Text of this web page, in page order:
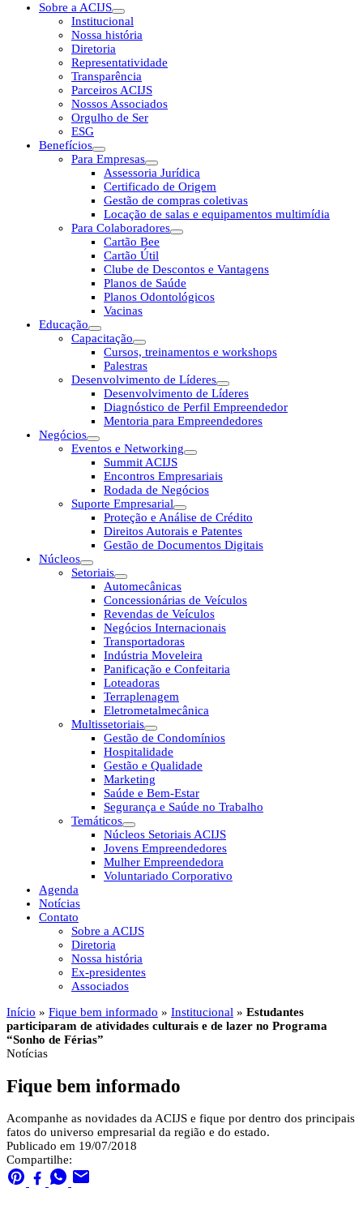
Sobre a ACIJS
Institucional
Nossa história
Diretoria
Representatividade
Transparência
Parceiros ACIJS
Nossos Associados
Orgulho de Ser
ESG
Benefícios
Para Empresas
Assessoria Jurídica
Certificado de Origem
Gestão de compras coletivas
Locação de salas e equipamentos multimídia
Para Colaboradores
Cartão Bee
Cartão Útil
Clube de Descontos e Vantagens
Planos de Saúde
Planos Odontológicos
Vacinas
Educação
Capacitação
Cursos, treinamentos e workshops
Palestras
Desenvolvimento de Líderes
Desenvolvimento de Líderes
Diagnóstico de Perfil Empreendedor
Mentoria para Empreendedores
Negócios
Eventos e Networking
Summit ACIJS
Encontros Empresariais
Rodada de Negócios
Suporte Empresarial
Proteção e Análise de Crédito
Direitos Autorais e Patentes
Gestão de Documentos Digitais
Núcleos
Setoriais
Automecânicas
Concessionárias de Veículos
Revendas de Veículos
Negócios Internacionais
Transportadoras
Indústria Moveleira
Panificação e Confeitaria
Loteadoras
Terraplenagem
Eletrometalmecânica
Multissetoriais
Gestão de Condomínios
Hospitalidade
Gestão e Qualidade
Marketing
Saúde e Bem-Estar
Segurança e Saúde no Trabalho
Temáticos
Núcleos Setoriais ACIJS
Jovens Empreendedores
Mulher Empreendedora
Voluntariado Corporativo
Agenda
Notícias
Contato
Sobre a ACIJS
Diretoria
Nossa história
Ex-presidentes
Associados
Início » Fique bem informado » Institucional » Estudantes
participaram de atividades culturais e de lazer no Programa
“Sonho de Férias”
Notícias
Fique bem informado
Acompanhe as novidades da ACIJS e fique por dentro dos principais
fatos do universo empresarial da região e do estado.
Publicado em 19/07/2018
Compartilhe: